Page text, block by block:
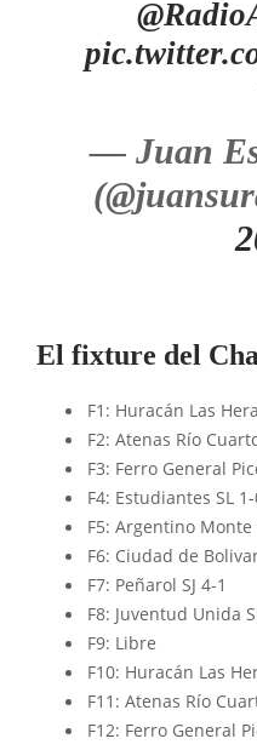
— Juan
El fixture del
F1: Huracán Las
F2: Atenas Río
F3: Ferro General
F4: Estudiantes SL
F5: Argentino Monte
F6: Ciudad de
F7: Peñarol SJ 4-1
F8: Juventud Unida
F9: Libre
F10: Huracán Las
F11: Atenas Río
F12: Ferro General